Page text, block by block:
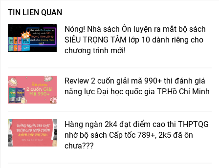
TIN LIÊN QUAN
Nóng! Nhà sách Ôn luyện ra mắt bộ sách
SIÊU TRỌNG TÂM lớp 10 dành riêng cho
chương trình mới!
Review 2 cuốn giải mã 990+ thi đánh giá
năng lực Đại học quốc gia TP.Hồ Chí Minh
Hàng ngàn 2k4 đạt điểm cao thi THPTQG
nhờ bộ sách Cấp tốc 789+, 2k5 đã ôn
chưa???